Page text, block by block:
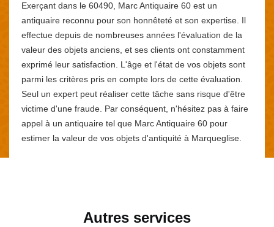
Exerçant dans le 60490, Marc Antiquaire 60 est un
antiquaire reconnu pour son honnêteté et son expertise. Il
effectue depuis de nombreuses années l'évaluation de la
valeur des objets anciens, et ses clients ont constamment
exprimé leur satisfaction. L'âge et l'état de vos objets sont
parmi les critères pris en compte lors de cette évaluation.
Seul un expert peut réaliser cette tâche sans risque d'être
victime d'une fraude. Par conséquent, n'hésitez pas à faire
appel à un antiquaire tel que Marc Antiquaire 60 pour
estimer la valeur de vos objets d'antiquité à Marqueglise.
Autres services